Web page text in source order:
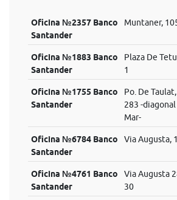
Oficina №2357 Banco
Santander
Muntaner,
Oficina №1883 Banco
Santander
Plaza De
1
Oficina №1755 Banco
Santander
Po. De Taulat,
283 -diagonal
Mar-
Oficina №6784 Banco
Santander
Via Augusta,
Oficina №4761 Banco
Santander
Via Augusta
30